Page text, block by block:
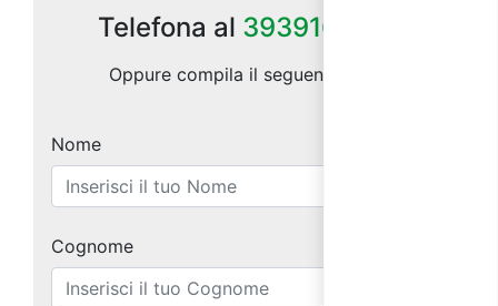
Telefona al 3939164185
Oppure compila il seguente form:
Nome
Cognome